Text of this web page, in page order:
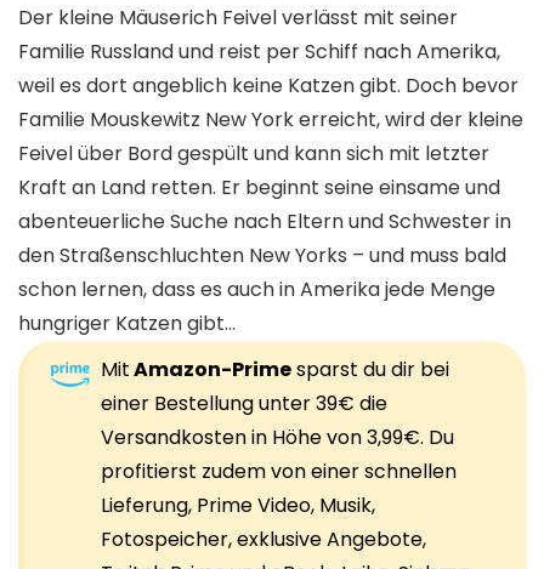
Der kleine Mäuserich Feivel verlässt mit seiner
Familie Russland und reist per Schiff nach Amerika,
weil es dort angeblich keine Katzen gibt. Doch bevor
Familie Mouskewitz New York erreicht, wird der kleine
Feivel über Bord gespült und kann sich mit letzter
Kraft an Land retten. Er beginnt seine einsame und
abenteuerliche Suche nach Eltern und Schwester in
den Straßenschluchten New Yorks – und muss bald
schon lernen, dass es auch in Amerika jede Menge
hungriger Katzen gibt…
MitAmazon-Primesparst du dir bei
einer Bestellung unter 39€ die
Versandkosten in Höhe von 3,99€. Du
profitierst zudem von einer schnellen
Lieferung, Prime Video, Musik,
Fotospeicher, exklusive Angebote,